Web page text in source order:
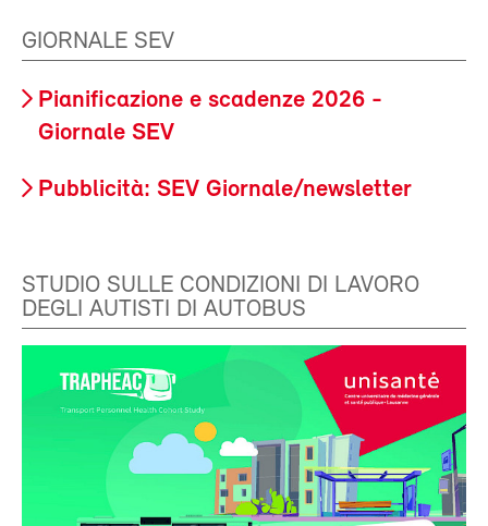
GIORNALE SEV
Pianificazione e scadenze 2026 -
Giornale SEV
Pubblicità: SEV Giornale/newsletter
STUDIO SULLE CONDIZIONI DI LAVORO
DEGLI AUTISTI DI AUTOBUS